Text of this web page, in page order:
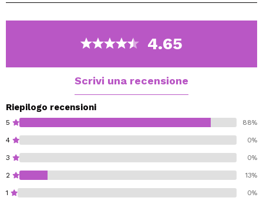
naturale al glamour, aggiungendo dimensione e luce
Perfetto da usare da solo o come topper sopra altri
4.65
Scrivi una recensione
Riepilogo recensioni
5 88%
4 0%
3 0%
2 13%
1 0%